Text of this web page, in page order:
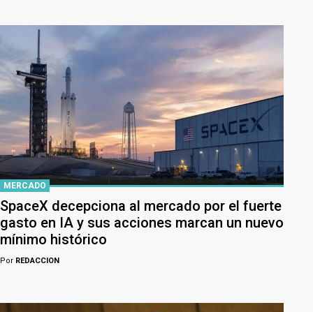
MERCADO
SpaceX decepciona al mercado por el fuerte
gasto en IA y sus acciones marcan un nuevo
mínimo histórico
Por REDACCION